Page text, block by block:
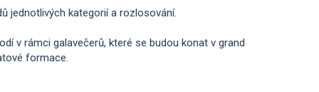
jednotlivých kategorií a rozlosování.
v rámci galavečerů, které se budou konat v grand
formace.